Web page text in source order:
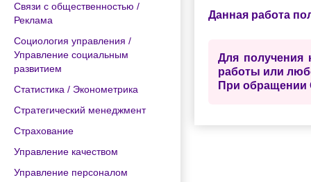
Связи с общественностью /
Реклама
Социология управления /
Управление социальным
развитием
Статистика / Эконометрика
Стратегический менеджмент
Страхование
Управление качеством
Управление персоналом
Данная работа
Для получения
работы или
При обращении